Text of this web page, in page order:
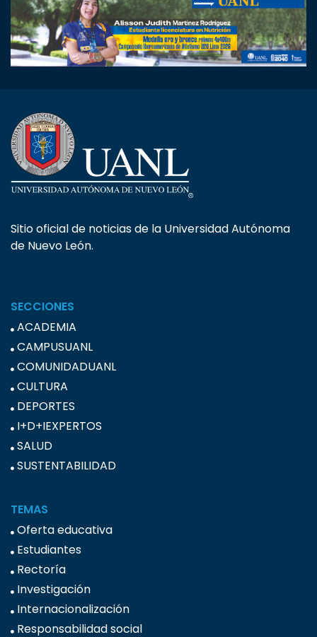
Sitio oficial de noticias de la Universidad Autónoma
de Nuevo León.
SECCIONES
ACADEMIA
CAMPUSUANL
COMUNIDADUANL
CULTURA
DEPORTES
I+D+IEXPERTOS
SALUD
SUSTENTABILIDAD
TEMAS
Oferta educativa
Estudiantes
Rectoría
Investigación
Internacionalización
Responsabilidad social